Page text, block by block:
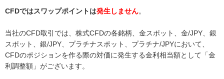
CFDではスワップポイントは発生しません。
当社のCFD取引では、株式CFDの各銘柄、金スポット、金/JPY、銀
スポット、銀/JPY、プラチナスポット、プラチナ/JPYにおいて、
CFDのポジションを作る際の対価に発生する金利相当額として「金
利調整額」がございます。